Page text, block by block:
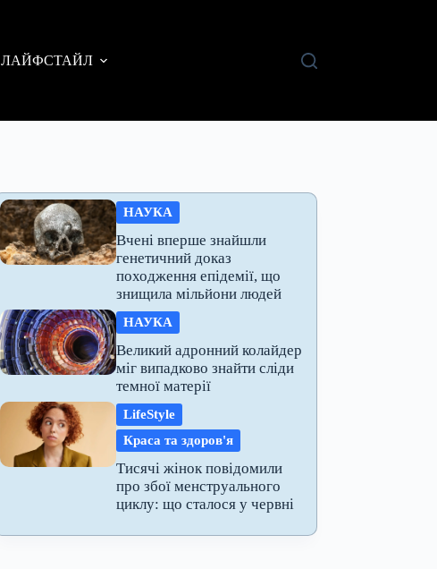
ЛАЙФСТАЙЛ
НАУКА
Вчені вперше знайшли
генетичний доказ
походження епідемії, що
знищила мільйони людей
НАУКА
Великий адронний колайдер
міг випадково знайти сліди
темної матерії
LifeStyle
Краса та здоров'я
Тисячі жінок повідомили
про збої менструального
циклу: що сталося у червні